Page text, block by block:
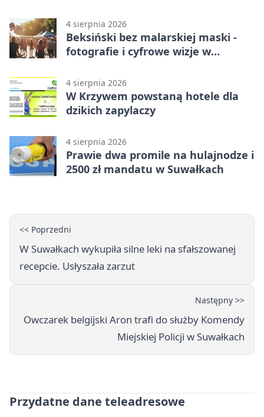
4 sierpnia 2026
Beksiński bez malarskiej maski -
fotografie i cyfrowe wizje w
4 sierpnia 2026
W Krzywem powstaną hotele dla
dzikich zapylaczy
4 sierpnia 2026
Prawie dwa promile na hulajnodze i
2500 zł mandatu w Suwałkach
<< Poprzedni
W Suwałkach wykupiła silne leki na sfałszowanej
recepcie. Usłyszała zarzut
Następny >>
Owczarek belgijski Aron trafi do służby Komendy
Miejskiej Policji w Suwałkach
Przydatne dane teleadresowe